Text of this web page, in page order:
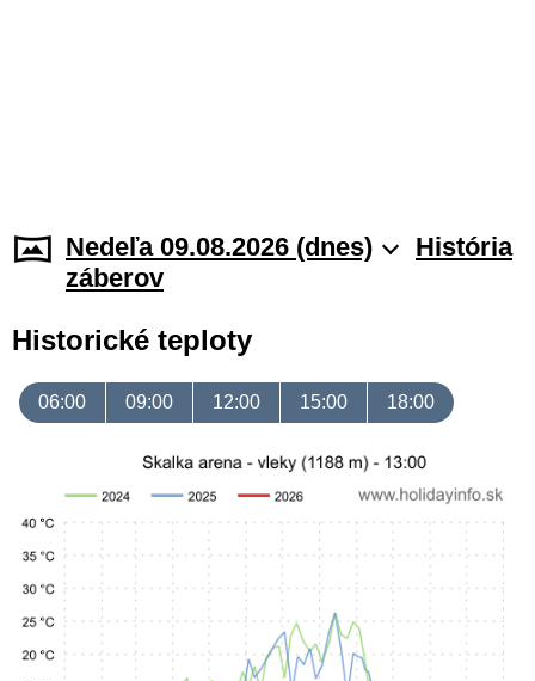
Nedeľa 09.08.2026 (dnes)
História
záberov
Historické teploty
06:00 09:00 12:00 15:00 18:00